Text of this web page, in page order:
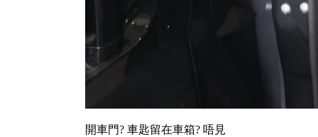
開車門? 車匙留在車箱? 唔見